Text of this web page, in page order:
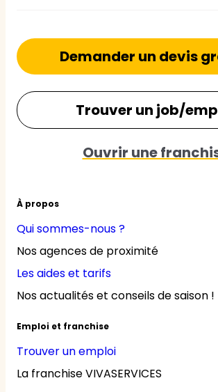
À propos
Qui sommes-nous ?
Nos agences de proximité
Les aides et tarifs
Nos actualités et conseils de saison !
Emploi et franchise
Trouver un emploi
La franchise VIVASERVICES
Demander un devis
Trouver un job/
Ouvrir une